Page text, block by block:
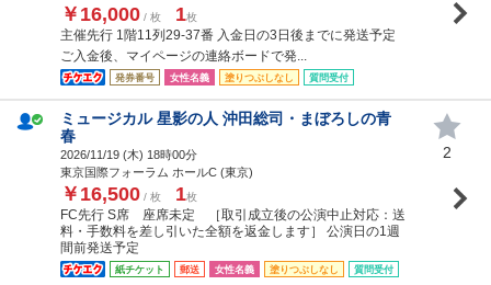
￥16,000 / 枚 1枚
主催先行 1階11列29-37番 入金日の3日後までに発送予定
ご入金後、マイページの連絡ボードで発...
発券番号 女性名義 塗りつぶしなし 質問受付
ミュージカル 星影の人 沖田総司・まぼろしの青
春
2026/11/19 (木) 18時00分
東京国際フォーラム ホールC (東京)
￥16,500 / 枚 1枚
FC先行 S席 座席未定 ［取引成立後の公演中止対応：送
料・手数料を差し引いた全額を返金します］ 公演日の1週
間前発送予定
紙チケット 郵送 女性名義 塗りつぶしなし 質問受付
2